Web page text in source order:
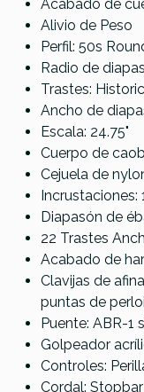
Acabado de
Alivio de Peso
Perfil: 50s
Radio de
Trastes:
Ancho de
Escala: 24.75"
Cuerpo de
Cejuela de
Diapasón de
22 Trastes
Acabado de
Clavijas de
puntas de
Puente: ABR-1
Golpeador
Controles:
Cordal: